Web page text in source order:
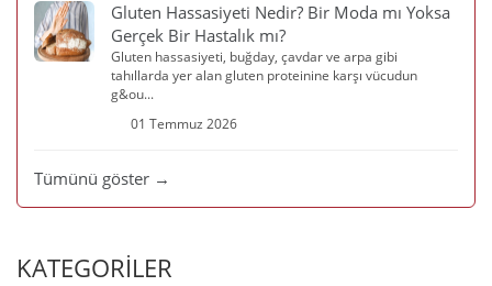
Gluten Hassasiyeti Nedir? Bir Moda mı Yoksa
Gerçek Bir Hastalık mı?
Gluten hassasiyeti, buğday, çavdar ve arpa gibi
tahıllarda yer alan gluten proteinine karşı vücudun
g&ou...
01 Temmuz 2026
Tümünü göster →
KATEGORİLER